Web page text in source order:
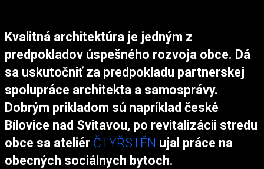
Kvalitná architektúra je jedným z
predpokladov úspešného rozvoja obce. Dá
sa uskutočniť za predpokladu partnerskej
spolupráce architekta a samosprávy.
Dobrým príkladom sú napríklad české
Bílovice nad Svitavou, po revitalizácii stredu
obce sa ateliér ČTYŘSTĚN ujal práce na
obecných sociálnych bytoch.